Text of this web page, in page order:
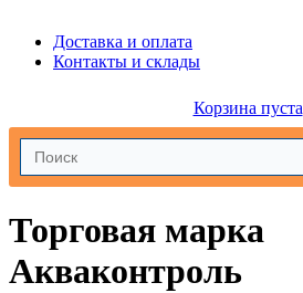
Доставка и оплата
Контакты и склады
Корзина пуста
Торговая марка
Акваконтроль